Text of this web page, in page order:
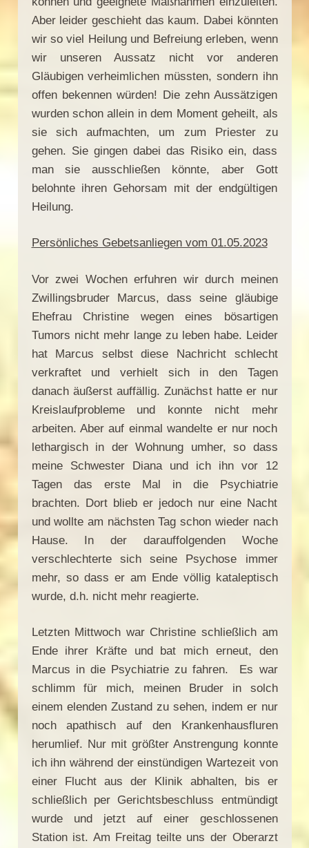
Aber leider geschieht das kaum. Dabei könnten
wir so viel Heilung und Befreiung erleben, wenn
wir unseren Aussatz nicht vor anderen
Gläubigen verheimlichen müssten, sondern ihn
offen bekennen würden! Die zehn Aussätzigen
wurden schon allein in dem Moment geheilt, als
sie sich aufmachten, um zum Priester zu
gehen. Sie gingen dabei das Risiko ein, dass
man sie ausschließen könnte, aber Gott
belohnte ihren Gehorsam mit der endgültigen
Heilung.
Persönliches Gebetsanliegen vom 01.05.2023
Vor zwei Wochen erfuhren wir durch meinen
Zwillingsbruder Marcus, dass seine gläubige
Ehefrau Christine wegen eines bösartigen
Tumors nicht mehr lange zu leben habe. Leider
hat Marcus selbst diese Nachricht schlecht
verkraftet und verhielt sich in den Tagen
danach äußerst auffällig. Zunächst hatte er nur
Kreislaufprobleme und konnte nicht mehr
arbeiten. Aber auf einmal wandelte er nur noch
lethargisch in der Wohnung umher, so dass
meine Schwester Diana und ich ihn vor 12
Tagen das erste Mal in die Psychiatrie
brachten. Dort blieb er jedoch nur eine Nacht
und wollte am nächsten Tag schon wieder nach
Hause. In der darauffolgenden Woche
verschlechterte sich seine Psychose immer
mehr, so dass er am Ende völlig kataleptisch
wurde, d.h. nicht mehr reagierte.
Letzten Mittwoch war Christine schließlich am
Ende ihrer Kräfte und bat mich erneut, den
Marcus in die Psychiatrie zu fahren. Es war
schlimm für mich, meinen Bruder in solch
einem elenden Zustand zu sehen, indem er nur
noch apathisch auf den Krankenhausfluren
herumlief. Nur mit größter Anstrengung konnte
ich ihn während der einstündigen Wartezeit von
einer Flucht aus der Klinik abhalten, bis er
schließlich per Gerichtsbeschluss entmündigt
wurde und jetzt auf einer geschlossenen
Station ist. Am Freitag teilte uns der Oberarzt